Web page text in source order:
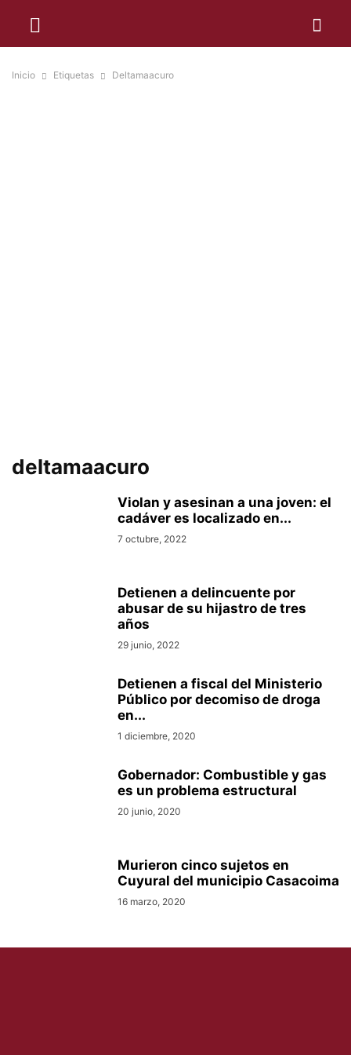
Inicio Etiquetas Deltamaacuro
deltamaacuro
Violan y asesinan a una joven: el
cadáver es localizado en...
7 octubre, 2022
Detienen a delincuente por
abusar de su hijastro de tres
años
29 junio, 2022
Detienen a fiscal del Ministerio
Público por decomiso de droga
en...
1 diciembre, 2020
Gobernador: Combustible y gas
es un problema estructural
20 junio, 2020
Murieron cinco sujetos en
Cuyural del municipio Casacoima
16 marzo, 2020